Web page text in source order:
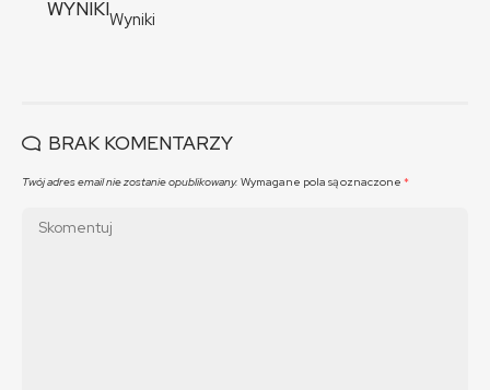
WYNIKIWyniki
BRAK KOMENTARZY
Twój adres email nie zostanie opublikowany. Wymagane pola są oznaczone *